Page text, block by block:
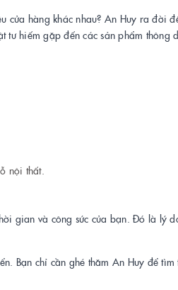
hàng khác nhau? An Huy ra đời
hiếm gặp đến các sản phẩm thông
nội thất.
gian và công sức của bạn. Đó là lý
Bạn chỉ cần ghé thăm An Huy để